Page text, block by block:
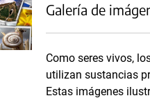
Galería de
Como seres vivos,
utilizan sustancias
Estas imágenes